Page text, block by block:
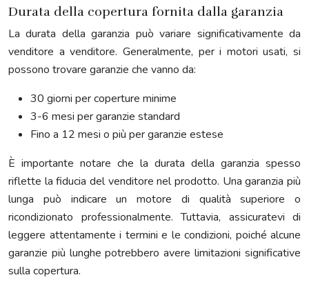
Durata della copertura fornita dalla garanzia
La durata della garanzia può variare significativamente da
venditore a venditore. Generalmente, per i motori usati, si
possono trovare garanzie che vanno da:
30 giorni per coperture minime
3-6 mesi per garanzie standard
Fino a 12 mesi o più per garanzie estese
È importante notare che la durata della garanzia spesso
riflette la fiducia del venditore nel prodotto. Una garanzia più
lunga può indicare un motore di qualità superiore o
ricondizionato professionalmente. Tuttavia, assicuratevi di
leggere attentamente i termini e le condizioni, poiché alcune
garanzie più lunghe potrebbero avere limitazioni significative
sulla copertura.